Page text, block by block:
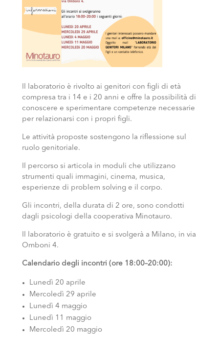
Il laboratorio è rivolto ai genitori con figli di età
compresa tra i 14 e i 20 anni e offre la possibilità di
conoscere e sperimentare competenze necessarie
per relazionarsi con i propri figli.
Le attività proposte sostengono la riflessione sul
ruolo genitoriale.
Il percorso si articola in moduli che utilizzano
strumenti quali immagini, cinema, musica,
esperienze di problem solving e il corpo.
Gli incontri, della durata di 2 ore, sono condotti
dagli psicologi della cooperativa Minotauro.
Il laboratorio è gratuito e si svolgerà a Milano, in via
Omboni 4.
Calendario degli incontri (ore 18:00–20:00):
Lunedì 20 aprile
Mercoledì 29 aprile
Lunedì 4 maggio
Lunedì 11 maggio
Mercoledì 20 maggio